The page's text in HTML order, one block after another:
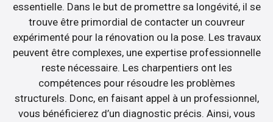
essentielle. Dans le but de promettre sa longévité, il se
trouve être primordial de contacter un couvreur
expérimenté pour la rénovation ou la pose. Les travaux
peuvent être complexes, une expertise professionnelle
reste nécessaire. Les charpentiers ont les
compétences pour résoudre les problèmes
structurels. Donc, en faisant appel à un professionnel,
vous bénéficierez d’un diagnostic précis. Ainsi, vous